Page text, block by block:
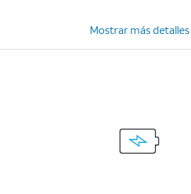
Mostrar más detalles